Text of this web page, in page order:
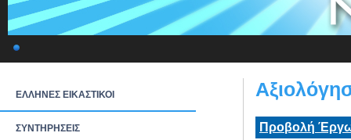
ΕΛΛΗΝΕΣ ΕΙΚΑΣΤΙΚΟΙ
ΣΥΝΤΗΡΗΣΕΙΣ Προβολή